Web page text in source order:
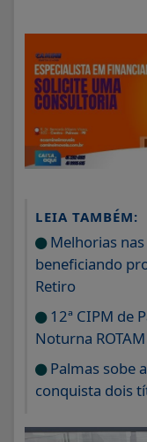
LEIA TAMBÉM:
Melhorias
beneficiando
Retiro
12ª CIPM de
Noturna ROTAM
Palmas sobe
conquista dois